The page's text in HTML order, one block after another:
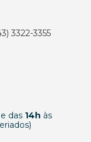
3322-3355
e das 14h às